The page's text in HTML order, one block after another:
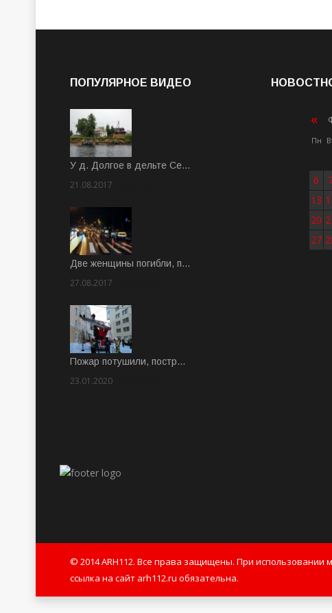
ПОПУЛЯРНОЕ ВИДЕО
У д. Долгое в дельте Се…
21.08.2017
Две женщины погибли, п…
27.08.2017
Пожар потушили, постр…
23.01.2020
«
Пн
6
13
20
27
© 2014 ARH112. Все права защищены. При использовании
ссылка на сайт arh112.ru обязательна.